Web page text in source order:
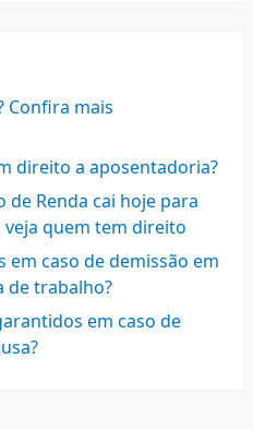
Confira mais
direito a aposentadoria?
Renda cai hoje para
quem tem direito
em caso de demissão em
de trabalho?
em caso de